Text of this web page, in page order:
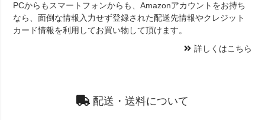
PCからもスマートフォンからも、Amazonアカウントをお持ち
なら、面倒な情報入力せず登録された配送先情報やクレジット
カード情報を利用してお買い物して頂けます。
詳しくはこちら
配送・送料について